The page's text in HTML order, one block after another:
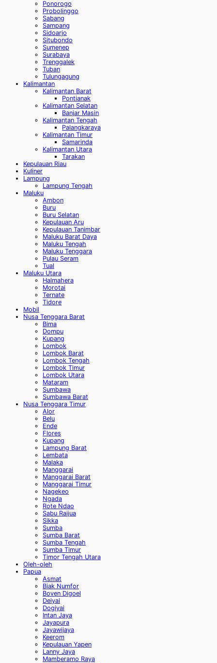
Ponorogo
Probolinggo
Sabang
Sampang
Sidoarjo
Situbondo
Sumenep
Surabaya
Trenggalek
Tuban
Tulungagung
Kalimantan
Kalimantan Barat
Pontianak
Kalimantan Selatan
Banjar Masin
Kalimantan Tengah
Palangkaraya
Kalimantan Timur
Samarinda
Kalimantan Utara
Tarakan
Kepulauan Riau
Kuliner
Lampung
Lampung Tengah
Maluku
Ambon
Buru
Buru Selatan
Kepulauan Aru
Kepulauan Tanimbar
Maluku Barat Daya
Maluku Tengah
Maluku Tenggara
Pulau Seram
Tual
Maluku Utara
Halmahera
Morotai
Ternate
Tidore
Mobil
Nusa Tenggara Barat
Bima
Dompu
Kupang
Lombok
Lombok Barat
Lombok Tengah
Lombok Timur
Lombok Utara
Mataram
Sumbawa
Sumbawa Barat
Nusa Tenggara Timur
Alor
Belu
Ende
Flores
Kupang
Lampung Barat
Lembata
Malaka
Manggarai
Manggarai Barat
Manggarai Timur
Nagekeo
Ngada
Rote Ndao
Sabu Raijua
Sikka
Sumba
Sumba Barat
Sumba Tengah
Sumba Timur
Timor Tengah Utara
Oleh-oleh
Papua
Asmat
Biak Numfor
Boven Digoel
Deiyai
Dogiyai
Intan Jaya
Jayapura
Jayawijaya
Keerom
Kepulauan Yapen
Lanny Jaya
Mamberamo Raya